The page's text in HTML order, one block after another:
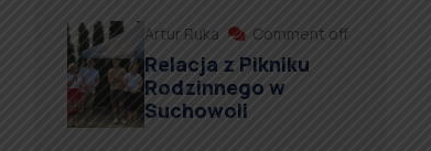
Artur Ruka Comment off
Relacja z Pikniku
Rodzinnego w
Suchowoli